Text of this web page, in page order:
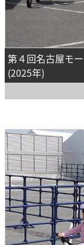
第４回名古屋モ
(2025年)